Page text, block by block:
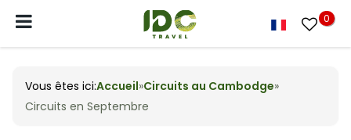
0
Vous êtes ici:Accueil»Circuits au Cambodge»
Circuits en Septembre